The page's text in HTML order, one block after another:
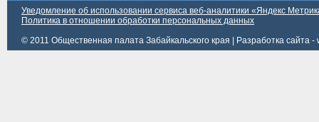
Уведомление об использовании сервиса веб-аналитики «Яндекс
Политика в отношении обработки персональных данных
© 2011 Общественная палата Забайкальского края |
Разработка сайта -